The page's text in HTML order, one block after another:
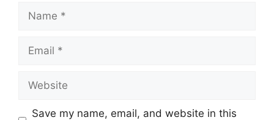
Save my name, email, and website in this